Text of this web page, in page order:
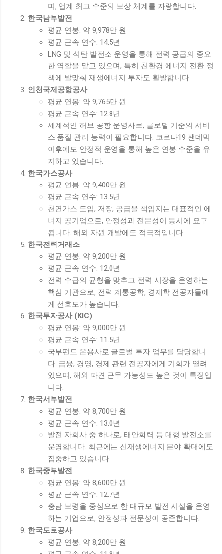
며, 업계 최고 수준의 보상 체계를 자랑합니다.
한국남부발전
평균 연봉: 약 9,978만 원
평균 근속 연수: 14.5년
LNG 및 석탄 발전소 운영을 통해 전력 공급의 중요
한 역할을 맡고 있으며, 특히 친환경 에너지 전환 정
책에 발맞춰 재생에너지 투자도 활발합니다.
인천국제공항공사
평균 연봉: 약 9,765만 원
평균 근속 연수: 12.8년
세계적인 허브 공항 운영사로, 글로벌 기준의 서비
스 품질 관리 능력이 필요합니다. 코로나19 팬데믹
이후에도 안정적 운영을 통해 높은 연봉 수준을 유
지하고 있습니다.
한국가스공사
평균 연봉: 약 9,400만 원
평균 근속 연수: 13.5년
천연가스 도입, 저장, 공급을 책임지는 대표적인 에
너지 공기업으로, 안정성과 전문성이 동시에 요구
됩니다. 해외 자원 개발에도 적극적입니다.
한국전력거래소
평균 연봉: 약 9,200만 원
평균 근속 연수: 12.0년
전력 수급의 균형을 맞추고 전력 시장을 운영하는
핵심 기관으로, 전력 계통공학, 경제학 전공자들에
게 선호도가 높습니다.
한국투자공사 (KIC)
평균 연봉: 약 9,000만 원
평균 근속 연수: 11.5년
국부펀드 운용사로 글로벌 투자 업무를 담당합니
다. 금융, 경영, 경제 관련 전공자에게 기회가 열려
있으며, 해외 파견 근무 가능성도 높은 것이 특징입
니다.
한국서부발전
평균 연봉: 약 8,700만 원
평균 근속 연수: 13.0년
발전 자회사 중 하나로, 태안화력 등 대형 발전소를
운영합니다. 최근에는 신재생에너지 분야 확대에도
집중하고 있습니다.
한국중부발전
평균 연봉: 약 8,600만 원
평균 근속 연수: 12.7년
충남 보령을 중심으로 한 대규모 발전 시설을 운영
하는 기업으로, 안정성과 전문성이 공존합니다.
한국도로공사
평균 연봉: 약 8,200만 원